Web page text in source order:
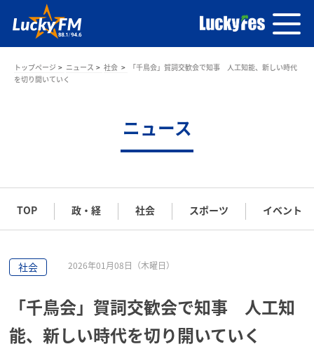
トップページ ニュース 社会
「千鳥会」賀詞交歓会で知事 人工知能、新しい時代
を切り開いていく
ニュース
TOP 政・経 社会 スポーツ イベント
社会 2026年01月08日（木曜日）
「千鳥会」賀詞交歓会で知事 人工知
能、新しい時代を切り開いていく